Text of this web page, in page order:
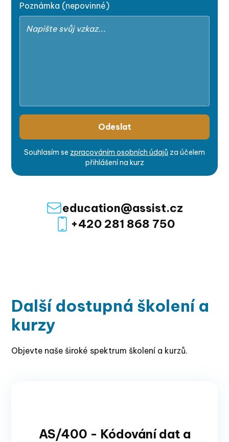
Poznámka (nepovinné)
Souhlasím se zpracováním osobních údajů za účelem
přihlášení na kurz
education@assist.cz
+420 281 868 750
Další dostupná školení a
kurzy
Objevte naše široké spektrum školení a kurzů.
AS/400 - Kódování dat a